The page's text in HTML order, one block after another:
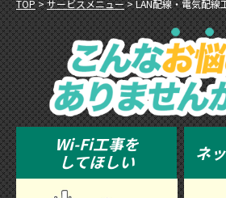
TOP>サービスメニュー>LAN配線・電気配線
Wi-Fi工事を
してほしい
ネ